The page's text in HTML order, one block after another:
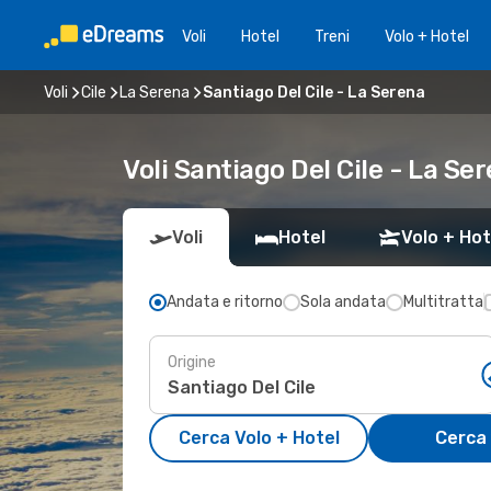
Voli Hotel Treni Volo + Hotel
Voli Cile La Serena Santiago Del Cile - La Serena
Voli Santiago Del Cile - La
Voli Hotel Volo +
Andata e ritorno Sola andata Multitratta
Origine
Cerca Volo + Hotel Cerca